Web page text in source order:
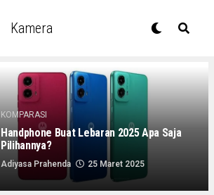
Kamera
KOMPARASI
Handphone Buat Lebaran 2025 Apa Saja
Pilihannya?
Adiyasa Prahenda 25 Maret 2025